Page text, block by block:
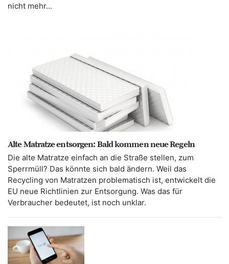
nicht mehr...
Alte Matratze entsorgen: Bald kommen neue Regeln
Die alte Matratze einfach an die Straße stellen, zum
Sperrmüll? Das könnte sich bald ändern. Weil das
Recycling von Matratzen problematisch ist, entwickelt die
EU neue Richtlinien zur Entsorgung. Was das für
Verbraucher bedeutet, ist noch unklar.